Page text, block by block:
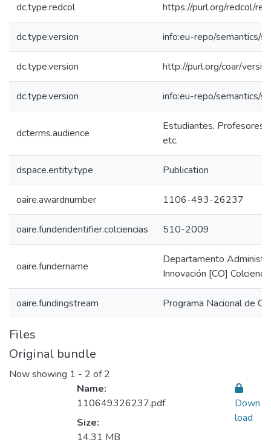
dc.type.redcol https://purl.org/redcol/
dc.type.version info:eu-repo/semantics/
dc.type.version http://purl.org/coar/
dc.type.version info:eu-repo/semantics/
dcterms.audience
Estudiantes, Profesores,
etc.
dspace.entity.type Publication
oaire.awardnumber 1106-493-26237
oaire.funderidentifier.colciencias 510-2009
oaire.fundername
Departamento
Innovación [CO]
oaire.fundingstream Programa Nacional de
Files
Original bundle
Now showing 1 - 2 of 2
Name:
110649326237.pdf
Size:
14.31 MB
Down
load